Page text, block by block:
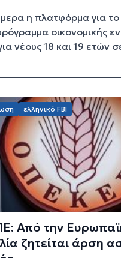
η πλατφόρμα για
οικονομικής
νέους 18 και 19 ετών
ελληνικό FBI
Από την
ζητείται άρση